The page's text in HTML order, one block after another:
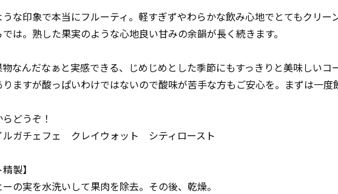
な印象で本当にフルーティ。軽すぎずやわらかな飲み心地でとてもクリー
は。熟した果実のような心地良い甘みの余韻が長く続きます。
なんだなぁと実感できる、じめじめとした季節にもすっきりと美味しいコ
ますが酸っぱいわけではないので酸味が苦手な方もご安心を。まずは一度
どうぞ！
ガチェフェ クレイウォット シティロースト
製】
の実を水洗いして果肉を除去。その後、乾燥。